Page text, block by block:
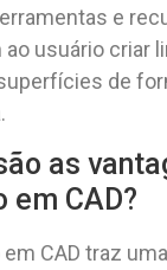
e
usuário criar
de
as
em CAD?
CAD traz